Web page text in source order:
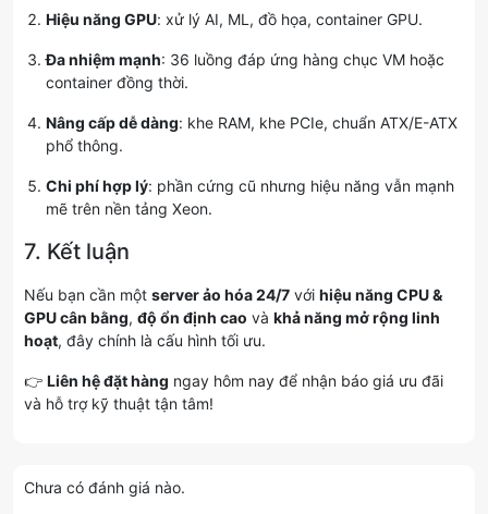
Hiệu năng GPU: xử lý AI, ML, đồ họa, container GPU.
Đa nhiệm mạnh: 36 luồng đáp ứng hàng chục VM hoặc
container đồng thời.
Nâng cấp dễ dàng: khe RAM, khe PCIe, chuẩn ATX/E-ATX
phổ thông.
Chi phí hợp lý: phần cứng cũ nhưng hiệu năng vẫn mạnh
mẽ trên nền tảng Xeon.
7. Kết luận
Nếu bạn cần một server ảo hóa 24/7 với hiệu năng CPU &
GPU cân bằng, độ ổn định cao và khả năng mở rộng linh
hoạt, đây chính là cấu hình tối ưu.
👉 Liên hệ đặt hàng ngay hôm nay để nhận báo giá ưu đãi
và hỗ trợ kỹ thuật tận tâm!
Chưa có đánh giá nào.